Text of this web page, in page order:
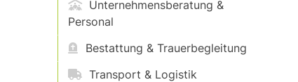
Unternehmensberatung &
Personal
Bestattung & Trauerbegleitung
Transport & Logistik